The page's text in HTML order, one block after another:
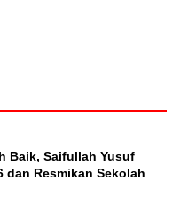
Baik, Saifullah Yusuf
dan Resmikan Sekolah